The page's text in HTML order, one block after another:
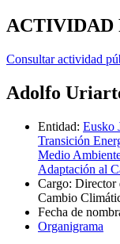
ACTIVIDAD
Consultar actividad
Adolfo
Entidad: Eusko
Transición
Medio
Adaptación al
Cargo: Director
Cambio
Fecha de
Organigrama